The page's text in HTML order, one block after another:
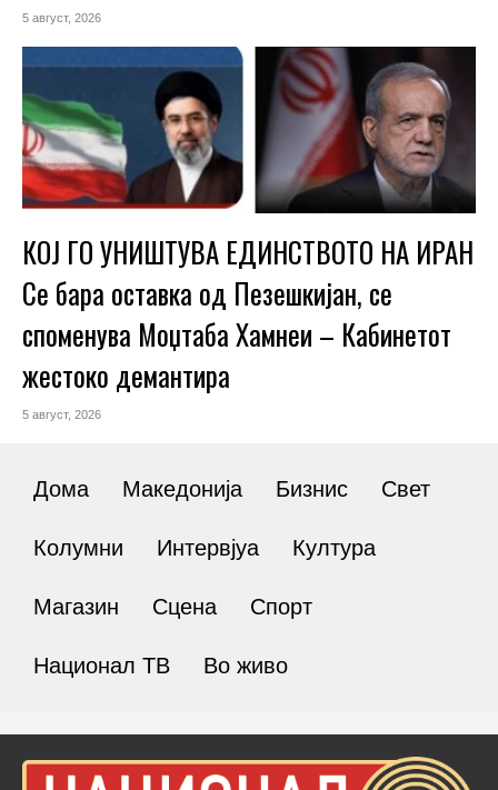
5 август, 2026
КОЈ ГО УНИШТУВА ЕДИНСТВОТО НА ИРАН
Се бара оставка од Пезешкијан, се
споменува Моџтаба Хамнеи – Кабинетот
жестоко демантира
5 август, 2026
Дома Македонија Бизнис Свет
Колумни Интервјуа Култура
Магазин Сцена Спорт
Национал ТВ Во живо